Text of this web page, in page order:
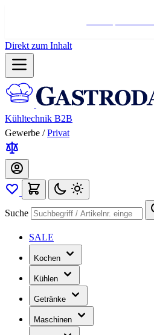
Direkt zum Inhalt
Kühltechnik B2B
Gewerbe / Privat
Suche
SALE
Kochen
Kühlen
Getränke
Maschinen